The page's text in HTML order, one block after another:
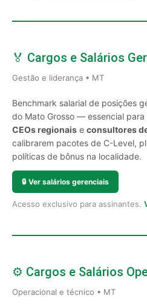
🏅 Cargos e Salários
Gestão e liderança • MT
Benchmark salarial de posições
do Mato Grosso — essencial para
CEOs regionais e consultores
calibrarem pacotes de C-Level,
políticas de bônus na localidade.
🔒 Ver salários gerenciais
Acesso exclusivo para assinantes.
⚙️ Cargos e Salários
Operacional e técnico • MT